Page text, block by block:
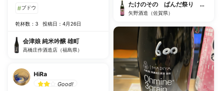
#ブドウ
乾杯数：3 投稿日：4月26日
会津娘 純米吟醸 雄町
高橋庄作酒造店（福島県）
HiRa
Good!
たけのその ぱんだ祭り パンダ
矢野酒造（佐賀県）